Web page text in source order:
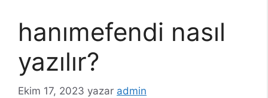
hanımefendi nasıl
yazılır?
Ekim 17, 2023 yazar admin